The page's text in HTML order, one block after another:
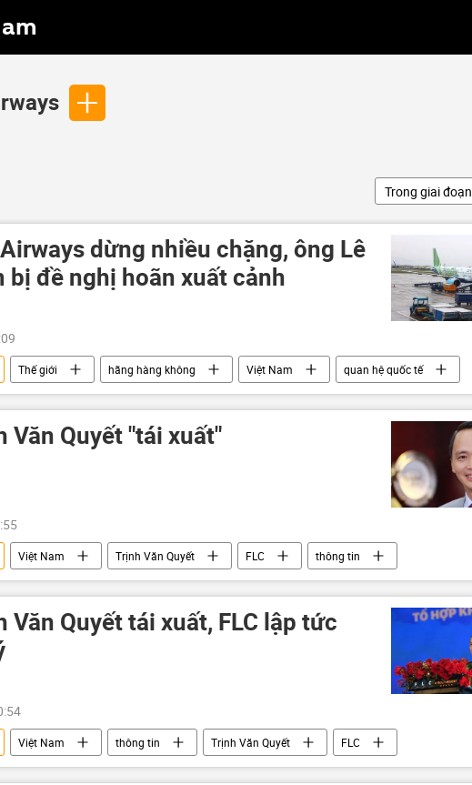
Trong giai đoạn
dừng nhiều chặng, ông Lê
bị đề nghị hoãn xuất cảnh
Thế giới hãng hàng không Việt Nam
quan hệ quốc tế
nghiệp Kinh doanh
Văn Quyết "tái xuất"
Việt Nam Trịnh Văn Quyết FLC
thông tin
doanh nghiệp Kinh doanh doanh nhân
Văn Quyết tái xuất, FLC lập tức
Việt Nam thông tin Trịnh Văn Quyết
FLC
doanh nghiệp Kinh tế